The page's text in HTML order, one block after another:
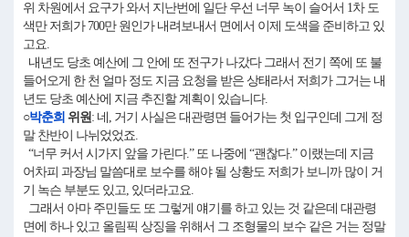
위 차원에서 요구가 와서 지난번에 일단 우선 너무 녹이 슬어서 1차 도
색만 저희가 700만 원인가 내려보내서 면에서 이제 도색을 준비하고 있
고요.
내년도 당초 예산에 그 안에 또 전구가 나갔다 그래서 전기 쪽에 또 불
들어오게 한 천 얼마 정도 지금 요청을 받은 상태라서 저희가 그거는 내
년도 당초 예산에 지금 추진할 계획이 있습니다.
○박춘희 위원: 네, 거기 사실은 대관령면 들어가는 첫 입구인데 그게 정
말 찬반이 나뉘었었죠.
“너무 커서 시가지 앞을 가린다.” 또 나중에 “괜찮다.” 이랬는데 지금
어차피 과장님 말씀대로 보수를 해야 될 상황도 저희가 보니까 많이 거
기 녹슨 부분도 있고, 있더라고요.
그래서 아마 주민들도 또 그렇게 얘기를 하고 있는 것 같은데 대관령
면에 하나 있고 올림픽 상징을 위해서 그 조형물의 보수 같은 거는 정말